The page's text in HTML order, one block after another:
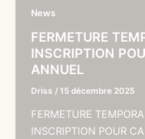
News
FERMETURE
INSCRIPTION
ANNUEL
Driss /15 décembre 2025
FERMETURE
INSCRIPTION POUR